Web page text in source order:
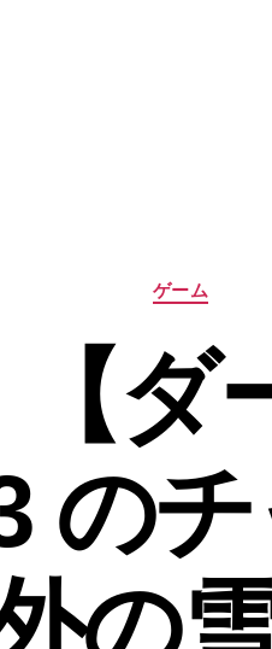
カ
テ
リ
ー
ゲーム
【
の
の